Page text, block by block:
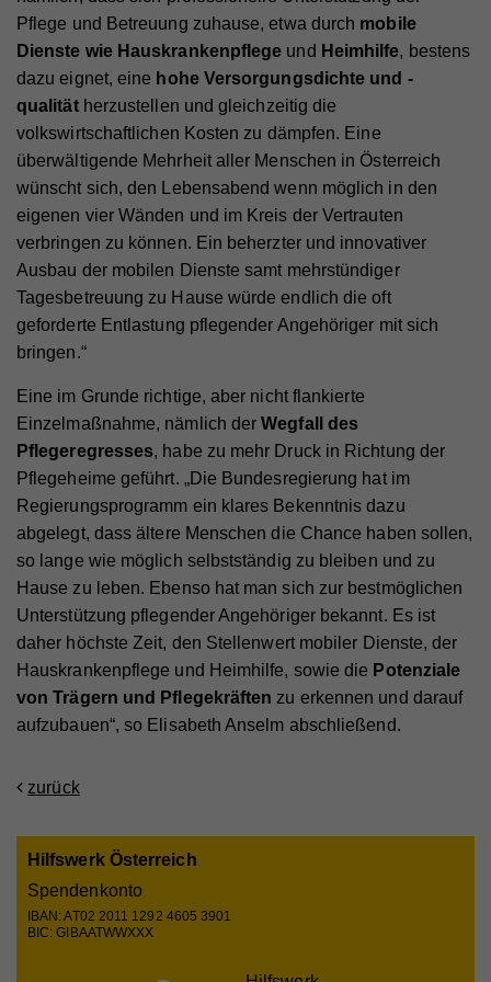
Pflege und Betreuung zuhause, etwa durch mobile
Dienste wie Hauskrankenpflege und Heimhilfe, bestens
dazu eignet, eine hohe Versorgungsdichte und -
qualitätherzustellen und gleichzeitig die
volkswirtschaftlichen Kosten zu dämpfen. Eine
überwältigende Mehrheit aller Menschen in Österreich
wünscht sich, den Lebensabend wenn möglich in den
eigenen vier Wänden und im Kreis der Vertrauten
verbringen zu können. Ein beherzter und innovativer
Ausbau der mobilen Dienste samt mehrstündiger
Tagesbetreuung zu Hause würde endlich die oft
geforderte Entlastung pflegender Angehöriger mit sich
bringen.“
Eine im Grunde richtige, aber nicht flankierte
Einzelmaßnahme, nämlich derWegfall des
Pflegeregresses, habe zu mehr Druck in Richtung der
Pflegeheime geführt. „Die Bundesregierung hat im
Regierungsprogramm ein klares Bekenntnis dazu
abgelegt, dass ältere Menschen die Chance haben sollen,
so lange wie möglich selbstständig zu bleiben und zu
Hause zu leben. Ebenso hat man sich zur bestmöglichen
Unterstützung pflegender Angehöriger bekannt. Es ist
daher höchste Zeit, den Stellenwert mobiler Dienste, der
Hauskrankenpflege und Heimhilfe, sowie die Potenziale
von Trägern und Pflegekräften zu erkennen und darauf
aufzubauen“, so Elisabeth Anselm abschließend.
zurück
Hilfswerk Österreich
Spendenkonto
IBAN: AT02 2011 1292 4605 3901
BIC: GIBAATWWXXX
Anbieter Hilfswerk
Laufzeit Session
Zweck
Eindeutige ID, die die Sitzung des Benutzers
identifiziert.
Name access
Anbieter Hilfswerk
Laufzeit 7 Tage
Zweck
Name GPS
Anbieter YouTube
Laufzeit 1 Tag
Registriert eine eindeutige ID auf mobilen Geräten,
GPS-Standort zu ermöglichen.
Name VISITOR_INFO1_LIVE
Anbieter
Laufzeit 179 Tage
Versucht, die Benutzerbandbreite auf Seiten mit
integrierten YouTube-Videos zu schätzen.
Name vuid
Laufzeit 2 Jahre
Zweck Wird verwendet, um Vimeo-Inhalte zu entsperren.
Anbieter
Wird von Google Analytics verwendet, um die
Anforderungsrate einzuschränken
Informationen und verwenden diese für gezielte
Werbung und/oder teilen sie zu diesem Zweck mit
Dritten. Alle anhand dieser Cookies nachverfolgten
und aufgezeichneten Aktivitäten können an Dritte
Name _fbp
Anbieter Facebook
Laufzeit 4 Monate
Wird von Facebook genutzt, um eine Reihe von
Werbeprodukten anzuzeigen, zum Beispiel
Anbieter Facebook
Laufzeit 90 Tage
Beinhaltet eine eindeutige Browser und Benutzer
ID, die für gezielte Werbung verwendet werden.
Statistik
Statistik-Cookies helfen uns zu verstehen, wie Sie
mit unserer Webseite interagieren, indem
Informationen anonym gesammelt und gemeldet
werden. Die gesammelten Informationen helfen uns,
unser Webseitenangebot laufend zu verbessern.
Name
Anbieter Google Analytics
Laufzeit
Zweck
Registriert eine eindeutige ID, die verwendet wird,
um statistische Daten dazu, wie der Besucher die
Website nutzt, zu generieren.
Name _gat
Anbieter Google Universal Analytics
Zweck
Name _gid
Anbieter Google Analytics
Cookie-Informationen anzeigen
Externe Inhalte
Mit dieser Einstellung werden externe Inhalte auf
unserer Webseite zugelassen, die von Drittanbietern
stammen (z.B. Inlineframes). Dabei werden
technische Daten (z.B. IP-Adresse) automatisch an
die jeweiligen Drittanbieter übermittelt, damit deren
Einbindungen auf unserer Webseite angezeigt
werden können.